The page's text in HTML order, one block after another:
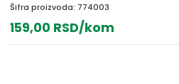
Šifra proizvoda: 774003
159,00 RSD/kom